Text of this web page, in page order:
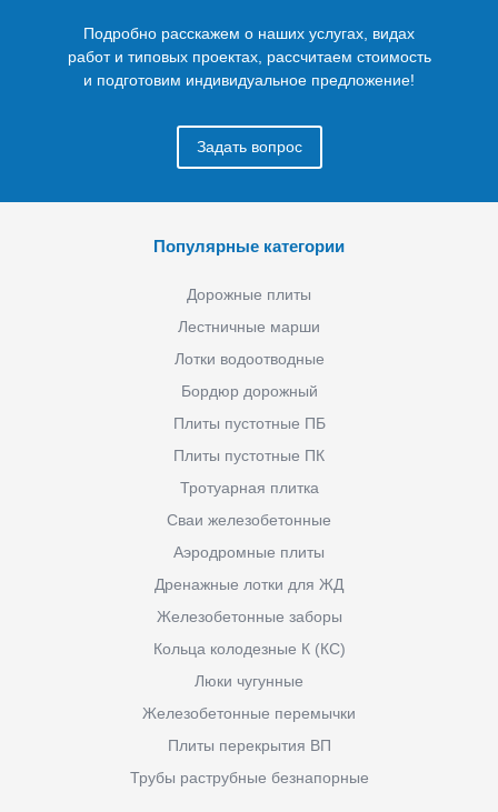
Подробно расскажем о наших услугах, видах
работ и типовых проектах, рассчитаем стоимость
и подготовим индивидуальное предложение!
Задать вопрос
Популярные категории
Дорожные плиты
Лестничные марши
Лотки водоотводные
Бордюр дорожный
Плиты пустотные ПБ
Плиты пустотные ПК
Тротуарная плитка
Сваи железобетонные
Аэродромные плиты
Дренажные лотки для ЖД
Железобетонные заборы
Кольца колодезные К (КС)
Люки чугунные
Железобетонные перемычки
Плиты перекрытия ВП
Трубы раструбные безнапорные